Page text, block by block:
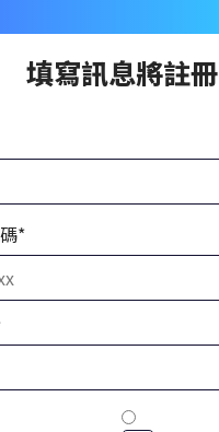
填寫訊息將註冊
*